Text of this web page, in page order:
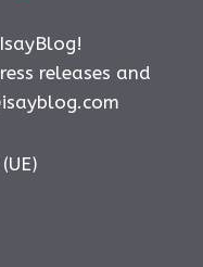
releases and